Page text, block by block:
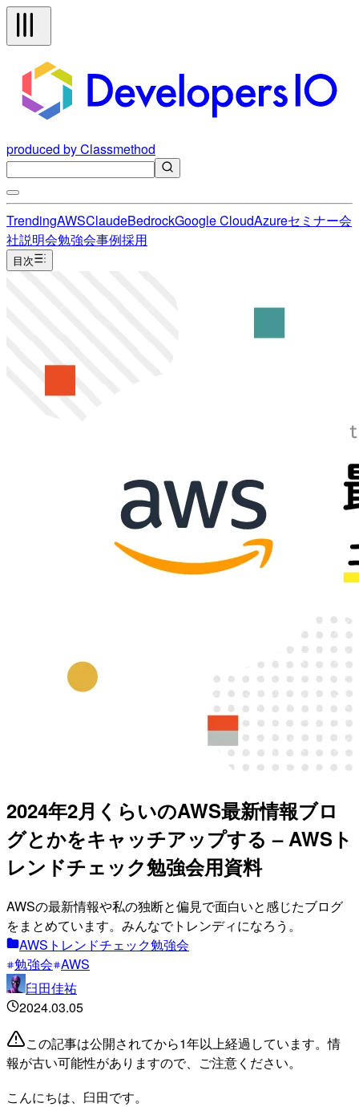
produced by Classmethod
TrendingAWSClaudeBedrockGoogle CloudAzureセミナー会
社説明会勉強会事例採用
目次
2024年2月くらいのAWS最新情報ブロ
グとかをキャッチアップする – AWSト
レンドチェック勉強会用資料
AWSの最新情報や私の独断と偏見で面白いと感じたブログ
をまとめています。みんなでトレンディになろう。
AWSトレンドチェック勉強会
勉強会 AWS
臼田佳祐
2024.03.05
この記事は公開されてから1年以上経過しています。情
報が古い可能性がありますので、ご注意ください。
こんにちは、臼田です。